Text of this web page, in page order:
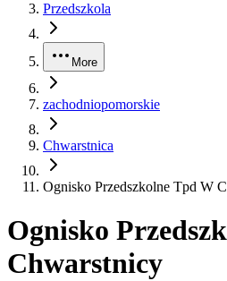
Przedszkola
More
zachodniopomorskie
Chwarstnica
Ognisko Przedszkolne Tpd W
Ognisko
Chwarstnicy